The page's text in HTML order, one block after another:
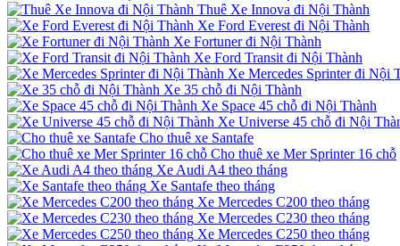
Thuê Xe Innova đi Nội Thành
Xe Ford Everest đi Nội Thành
Xe Fortuner đi Nội Thành
Xe Ford Transit đi Nội Thành
Xe Mercedes Sprinter đi Nội
Xe 35 chỗ đi Nội Thành
Xe Space 45 chỗ đi Nội Thành
Xe Universe 45 chỗ đi Nội
Cho thuê xe Santafe
Cho thuê xe Mer Sprinter 16 chỗ
Xe Audi A4 theo tháng
Xe Santafe theo tháng
Xe Mercedes C200 theo tháng
Xe Mercedes C230 theo tháng
Xe Mercedes C250 theo tháng